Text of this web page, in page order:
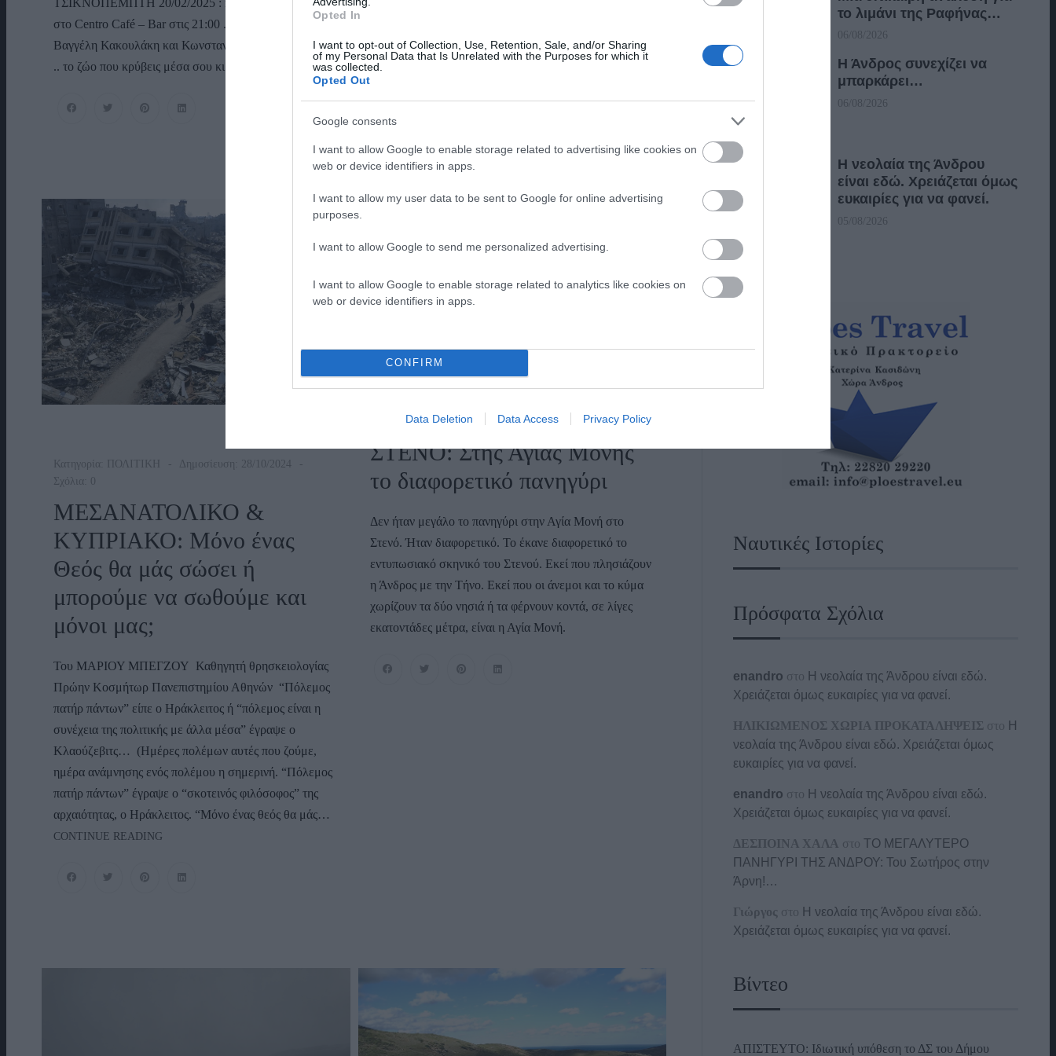
Opted In
I want to opt-out of Collection, Use, Retention, Sale, and/or Sharing
of my Personal Data that Is Unrelated with the Purposes for which it
was collected.
Opted Out
Google consents
I want to allow Google to enable storage related to advertising like cookies on
web or device identifiers in apps.
I want to allow my user data to be sent to Google for online advertising
purposes.
I want to allow Google to send me personalized advertising.
I want to allow Google to enable storage related to analytics like cookies on
web or device identifiers in apps.
CONFIRM
Data Deletion Data Access Privacy Policy
ΤΣΙΚΝΟΠΕΜΠΤΗ 20/02/2025 : masque Tsiknoparty
στο Centro Café – Bar στις 21:00 . Με τους υπέροχους :
Βαγγέλη Κακουλάκη και Κωνσταντίνο Δάλλα ! Ντύσου
.. το ζώο που κρύβεις μέσα σου κι έλα ! Είσοδος 5€
Βόσκηση
Σε
Κατηγορία: ΠΟΛΙΤΙΚΗ
Δημοσίευση: 28/10/2024
Σχόλια: 0
ΜΕΣΑΝΑΤΟΛΙΚΟ &
ΚΥΠΡΙΑΚΟ: Μόνο ένας
Θεός θα μάς σώσει ή
μπορούμε να σωθούμε και
μόνοι μας;
Του ΜΑΡΙΟΥ ΜΠΕΓΖΟΥ Καθηγητή θρησκειολογίας
Πρώην Κοσμήτωρ Πανεπιστημίου Αθηνών “Πόλεμος
πατήρ πάντων” είπε ο Ηράκλειτος ή “πόλεμος είναι η
συνέχεια της πολιτικής με άλλα μέσα” έγραψε ο
Κλαούζεβιτς… (Ημέρες πολέμων αυτές που ζούμε,
ημέρα ανάμνησης ενός πολέμου η σημερινή. “Πόλεμος
πατήρ πάντων” έγραψε ο “σκοτεινός φιλόσοφος” της
αρχαιότητας, ο Ηράκλειτος. “Μόνο ένας θεός θα μάς…
CONTINUE READING
Σχόλια: 0
ΣΤΕΝΟ: Στης Αγίας Μόνης
το διαφορετικό πανηγύρι
Δεν ήταν μεγάλο το πανηγύρι στην Αγία Μονή στο
Στενό. Ήταν διαφορετικό. Το έκανε διαφορετικό το
εντυπωσιακό σκηνικό του Στενού. Εκεί που πλησιάζουν
η Άνδρος με την Τήνο. Εκεί που οι άνεμοι και το κύμα
χωρίζουν τα δύο νησιά ή τα φέρνουν κοντά, σε λίγες
εκατοντάδες μέτρα, είναι η Αγία Μονή.
το λιμάνι της Ραφήνας…
06/08/2026
Η Άνδρος συνεχίζει να
μπαρκάρει…
06/08/2026
Η νεολαία της Άνδρου
είναι εδώ. Χρειάζεται όμως
ευκαιρίες για να φανεί.
05/08/2026
Ναυτικές Ιστορίες
Πρόσφατα Σχόλια
enandro στο Η νεολαία της Άνδρου είναι εδώ.
Χρειάζεται όμως ευκαιρίες για να φανεί.
ΗΛΙΚΙΩΜΕΝΟΣ ΧΩΡΙΑ ΠΡΟΚΑΤΑΛΗΨΕΙΣ στο Η
νεολαία της Άνδρου είναι εδώ. Χρειάζεται όμως
ευκαιρίες για να φανεί.
enandro στο Η νεολαία της Άνδρου είναι εδώ.
Χρειάζεται όμως ευκαιρίες για να φανεί.
ΔΕΣΠΟΙΝΑ ΧΑΛΑ στοΤΟ ΜΕΓΑΛΥΤΕΡΟ
ΠΑΝΗΓΥΡΙ ΤΗΣ ΑΝΔΡΟΥ: Του Σωτήρος στην
Άρνη!…
Γιώργος στο Η νεολαία της Άνδρου είναι εδώ.
Χρειάζεται όμως ευκαιρίες για να φανεί.
Βίντεο
ΑΠΙΣΤΕΥΤΟ: Ιδιωτική υπόθεση το ΔΣ του Δήμου